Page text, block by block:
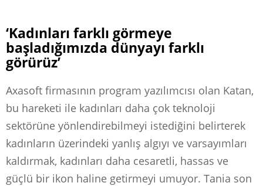
‘Kadınları farklı görmeye
başladığımızda dünyayı farklı
görürüz’
Axasoft firmasının program yazılımcısı olan Katan,
bu hareketi ile kadınları daha çok teknoloji
sektörüne yönlendirebilmeyi istediğini belirterek
kadınların üzerindeki yanlış algıyı ve varsayımları
kaldırmak, kadınları daha cesaretli, hassas ve
güçlü bir ikon haline getirmeyi umuyor. Tania son